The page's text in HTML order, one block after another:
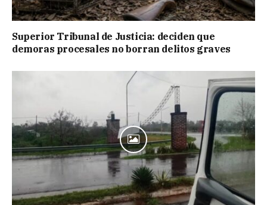
Superior Tribunal de Justicia: deciden que
demoras procesales no borran delitos graves